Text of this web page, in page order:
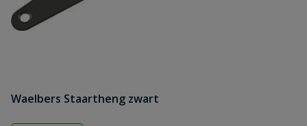
Waelbers Staartheng zwart